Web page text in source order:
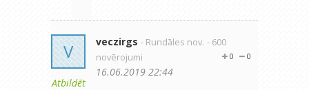
V
Atbildēt
veczirgs - Rundāles nov. - 600
novērojumi
0
0
16.06.2019 22:44